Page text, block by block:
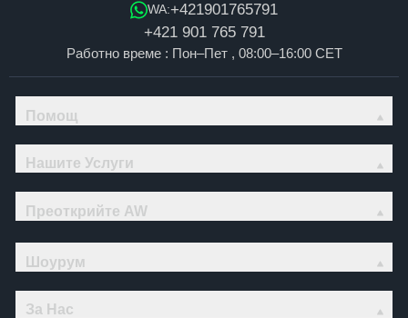
WA:+421901765791
+421 901 765 791
Работно време : Пон–Пет , 08:00–16:00 CET
Помощ
Нашите Услуги
Преоткрийте AW
Шоурум
За Нас